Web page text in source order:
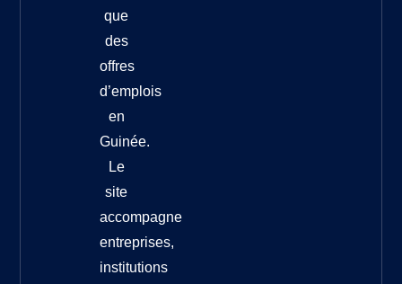
que
des
offres
d’emplois
en
Guinée.
Le
site
accompagne
entreprises,
institutions